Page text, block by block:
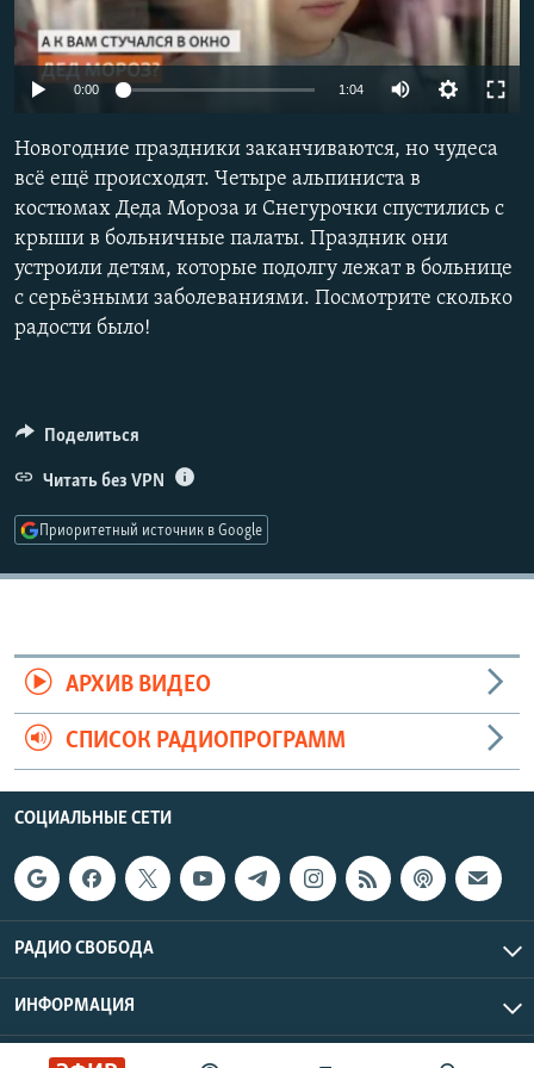
РАСПИСАНИЕ ВЕЩАНИЯ
ПОДПИШИТЕСЬ НА РАССЫЛКУ
Все сайты РСЕ/РС
0:00 1:04
Новогодние праздники заканчиваются, но чудеса
всё ещё происходят. Четыре альпиниста в
костюмах Деда Мороза и Снегурочки спустились с
крыши в больничные палаты. Праздник они
устроили детям, которые подолгу лежат в больнице
с серьёзными заболеваниями. Посмотрите сколько
радости было!
Поделиться
Читать без VPN
Приоритетный источник в Google
АРХИВ ВИДЕО
СПИСОК РАДИОПРОГРАММ
СОЦИАЛЬНЫЕ СЕТИ
РАДИО СВОБОДА
ИНФОРМАЦИЯ